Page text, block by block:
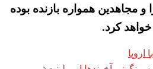
و مجاهدین همواره بازنده بوده
خواهد کرد.